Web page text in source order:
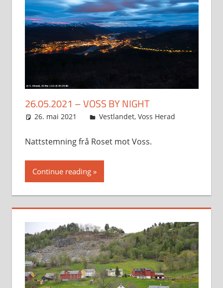
26.05.2021 – VOSS BY NIGHT
26. mai 2021 Svein
Vestlandet, Voss Herad
Nattstemning frå Roset mot Voss.
Continue reading